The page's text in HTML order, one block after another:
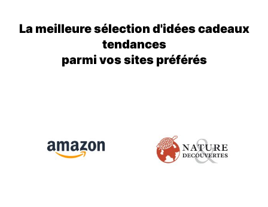
La meilleure sélection d'idées cadeaux
tendances
parmi vos sites préférés